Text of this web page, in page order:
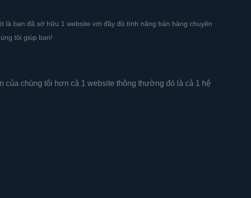
là bạn đã sở hữu 1 website với đầy đủ tính năng bán hàng chuyên
tôi giúp bạn!
của chúng tôi hơn cả 1 website thông thường đó là cả 1 hệ